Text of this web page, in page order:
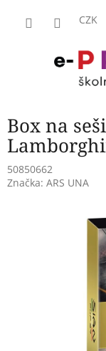
CZK
Box na
50850662
Značka: ARS UNA